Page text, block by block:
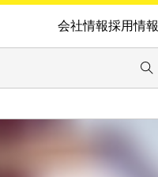
会社情報採用情報